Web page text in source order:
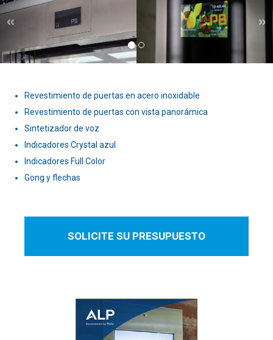
Revestimiento de puertas en acero inoxidable
Revestimiento de puertas con vista panorámica
Sintetizador de voz
Indicadores Crystal azul
Indicadores Full Color
Gong y flechas
SOLICITE SU PRESUPUESTO